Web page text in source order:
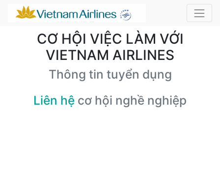
CƠ HỘI VIỆC LÀM VỚI
VIETNAM AIRLINES
Thông tin tuyển dụng
Liên hệ cơ hội nghề nghiệp